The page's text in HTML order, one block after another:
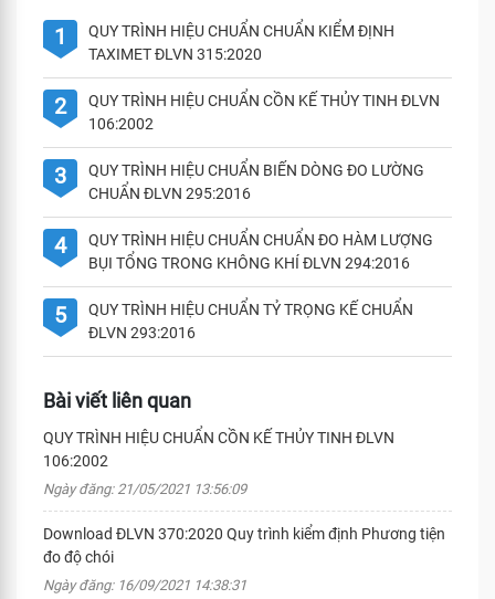
1
QUY TRÌNH HIỆU CHUẨN CHUẨN KIỂM ĐỊNH
TAXIMET ĐLVN 315:2020
2
QUY TRÌNH HIỆU CHUẨN CỒN KẾ THỦY TINH ĐLVN
106:2002
3
QUY TRÌNH HIỆU CHUẨN BIẾN DÒNG ĐO LƯỜNG
CHUẨN ĐLVN 295:2016
4
QUY TRÌNH HIỆU CHUẨN CHUẨN ĐO HÀM LƯỢNG
BỤI TỔNG TRONG KHÔNG KHÍ ĐLVN 294:2016
5
QUY TRÌNH HIỆU CHUẨN TỶ TRỌNG KẾ CHUẨN
ĐLVN 293:2016
Bài viết liên quan
QUY TRÌNH HIỆU CHUẨN CỒN KẾ THỦY TINH ĐLVN
106:2002
Ngày đăng: 21/05/2021 13:56:09
Download ĐLVN 370:2020 Quy trình kiểm định Phương tiện
đo độ chói
Ngày đăng: 16/09/2021 14:38:31